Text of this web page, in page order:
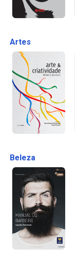
Artes
Beleza